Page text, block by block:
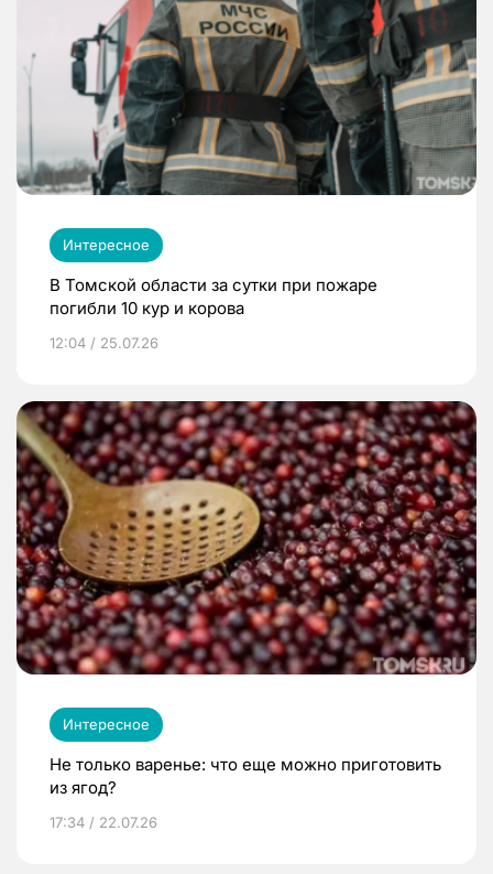
Интересное
В Томской области за сутки при пожаре
погибли 10 кур и корова
12:04 / 25.07.26
Интересное
Не только варенье: что еще можно приготовить
из ягод?
17:34 / 22.07.26